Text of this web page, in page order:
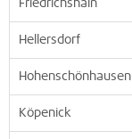
Friedrichshain
Hellersdorf
Hohenschönhausen
Köpenick